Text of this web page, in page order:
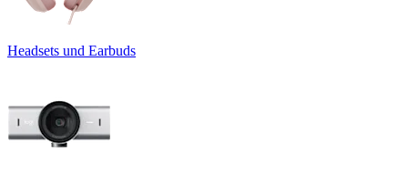
Headsets und Earbuds